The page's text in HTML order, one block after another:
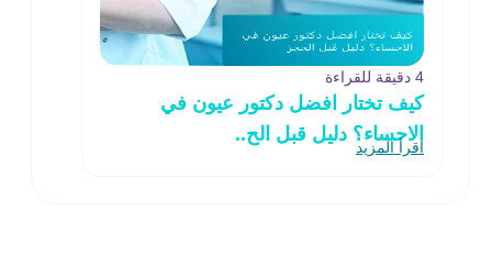
4 دقيقة للقراءة
كيف تختار افضل دكتور عيون في
الاحساء؟ دليل قبل الح..
اقرأ المزيد